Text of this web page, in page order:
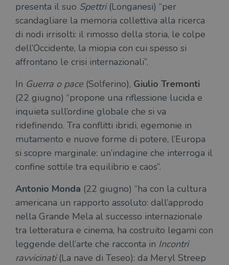
presenta il suo Spettri(Longanesi) “per
scandagliare la memoria collettiva alla ricerca
di nodi irrisolti: il rimosso della storia, le colpe
dell’Occidente, la miopia con cui spesso si
affrontano le crisi internazionali”.
In Guerra o pace (Solferino), Giulio Tremonti
(22 giugno) “propone una riflessione lucida e
inquieta sull’ordine globale che si va
ridefinendo. Tra conflitti ibridi, egemonie in
mutamento e nuove forme di potere, l’Europa
si scopre marginale: un’indagine che interroga il
confine sottile tra equilibrio e caos”.
Antonio Monda (22 giugno) “ha con la cultura
americana un rapporto assoluto: dall’approdo
nella Grande Mela al successo internazionale
tra letteratura e cinema, ha costruito legami con
leggende dell’arte che racconta in Incontri
ravvicinati(La nave di Teseo): da Meryl Streep